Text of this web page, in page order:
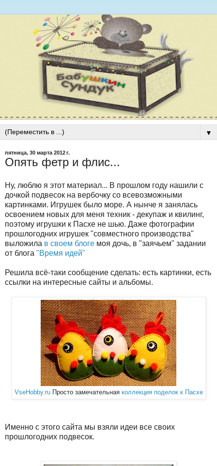
▼
пятница, 30 марта 2012 г.
Опять фетр и флис...
Ну, люблю я этот материал... В прошлом году нашили с
дочкой подвесок на вербочку со всевозможными
картинками. Игрушек было море. А нынче я занялась
освоением новых для меня техник - декупаж и квилинг,
поэтому игрушки к Пасхе не шью. Даже фотографии
прошлогодних игрушек "совместного производства"
выложила в своем блоге моя дочь, в "заячьем" задании
от блога "Время идей"
Решила всё-таки сообщение сделать: есть картинки, есть
ссылки на интересные сайты и альбомы.
VseHobby.ruПросто замечательная коллекция поделок к Пасхе
Именно с этого сайта мы взяли идеи все своих
прошлогодних подвесок.